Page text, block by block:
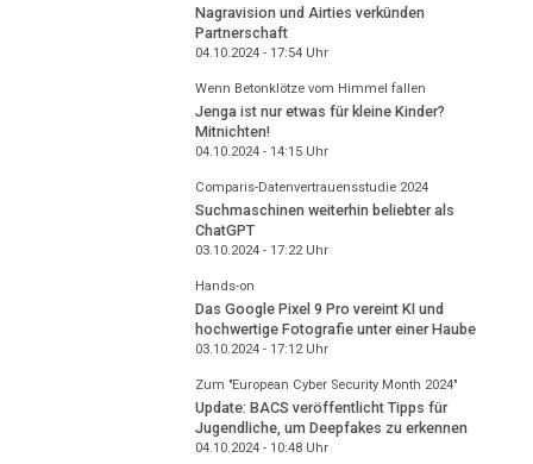
Nagravision und Airties verkünden
Partnerschaft
04.10.2024 - 17:54Uhr
Wenn Betonklötze vom Himmel fallen
Jenga ist nur etwas für kleine Kinder?
Mitnichten!
04.10.2024 - 14:15Uhr
Comparis-Datenvertrauensstudie 2024
Suchmaschinen weiterhin beliebter als
ChatGPT
03.10.2024 - 17:22Uhr
Hands-on
Das Google Pixel 9 Pro vereint KI und
hochwertige Fotografie unter einer Haube
03.10.2024 - 17:12Uhr
Zum "European Cyber Security Month 2024"
Update: BACS veröffentlicht Tipps für
Jugendliche, um Deepfakes zu erkennen
04.10.2024 - 10:48Uhr